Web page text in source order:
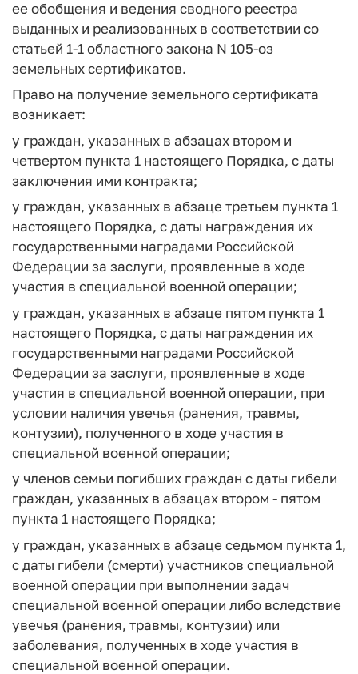
ее обобщения и ведения сводного реестра
выданных и реализованных в соответствии со
статьей 1-1 областного закона N 105-оз
земельных сертификатов.
Право на получение земельного сертификата
возникает:
у граждан, указанных в абзацах втором и
четвертом пункта 1 настоящего Порядка, с даты
заключения ими контракта;
у граждан, указанных в абзаце третьем пункта 1
настоящего Порядка, с даты награждения их
государственными наградами Российской
Федерации за заслуги, проявленные в ходе
участия в специальной военной операции;
у граждан, указанных в абзаце пятом пункта 1
настоящего Порядка, с даты награждения их
государственными наградами Российской
Федерации за заслуги, проявленные в ходе
участия в специальной военной операции, при
условии наличия увечья (ранения, травмы,
контузии), полученного в ходе участия в
специальной военной операции;
у членов семьи погибших граждан с даты гибели
граждан, указанных в абзацах втором - пятом
пункта 1 настоящего Порядка;
у граждан, указанных в абзаце седьмом пункта 1,
с даты гибели (смерти) участников специальной
военной операции при выполнении задач
специальной военной операции либо вследствие
увечья (ранения, травмы, контузии) или
заболевания, полученных в ходе участия в
специальной военной операции.